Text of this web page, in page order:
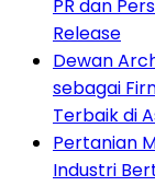
PR dan
Release
Dewan
sebagai
Terbaik di
Pertanian
Industri